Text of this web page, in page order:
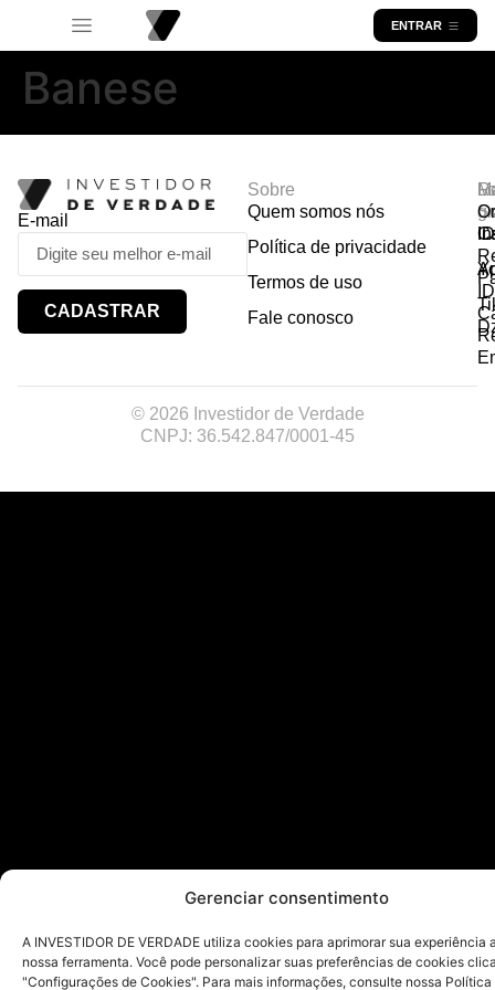
Gerenciar consentimento
A INVESTIDOR DE VERDADE utiliza cookies para aprimorar sua experiência
nossa ferramenta. Você pode personalizar suas preferências de cookies
"Configurações de Cookies". Para mais informações, consulte nossa Política
ENTRAR
Banese
E-mail
CADASTRAR
Sobre
Quem somos nós
Política de privacidade
Termos de uso
Fale conosco
© 2026 Investidor de Verdade
CNPJ: 36.542.847/0001-45